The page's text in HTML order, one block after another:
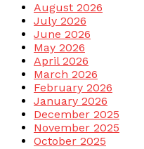
August 2026
July 2026
June 2026
May 2026
April 2026
March 2026
February 2026
January 2026
December 2025
November 2025
October 2025